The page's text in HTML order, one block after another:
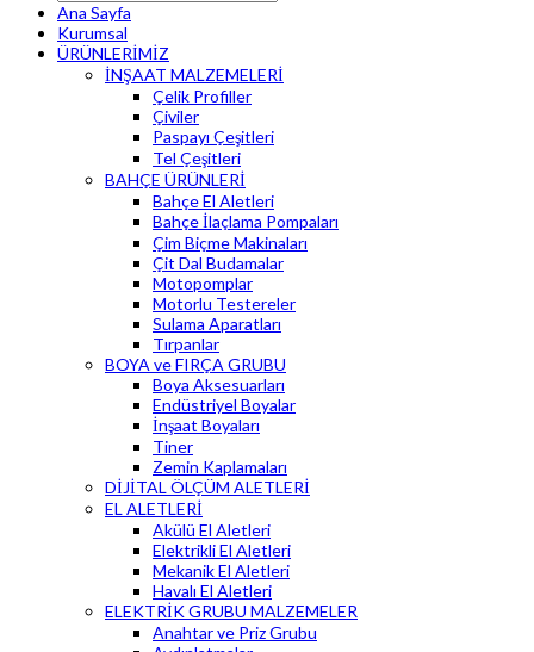
Ana Sayfa
Kurumsal
ÜRÜNLERİMİZ
İNŞAAT MALZEMELERİ
Çelik Profiller
Çiviler
Paspayı Çeşitleri
Tel Çeşitleri
BAHÇE ÜRÜNLERİ
Bahçe El Aletleri
Bahçe İlaçlama Pompaları
Çim Biçme Makinaları
Çit Dal Budamalar
Motopomplar
Motorlu Testereler
Sulama Aparatları
Tırpanlar
BOYA ve FIRÇA GRUBU
Boya Aksesuarları
Endüstriyel Boyalar
İnşaat Boyaları
Tiner
Zemin Kaplamaları
DİJİTAL ÖLÇÜM ALETLERİ
EL ALETLERİ
Akülü El Aletleri
Elektrikli El Aletleri
Mekanik El Aletleri
Havalı El Aletleri
ELEKTRİK GRUBU MALZEMELER
Anahtar ve Priz Grubu